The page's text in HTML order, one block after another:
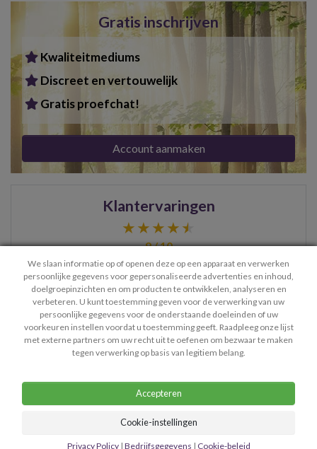
Gratis inschrijven
Kwaliteitmediums
Discreet en vertouwelijk
Gratis proefchat!
Account aanmaken
Klantervaringen
9 / 10
Lieve Zohra, bedankt voor je goede coaching, ik heb daar
zeker iets aan. Ik kom zeker nog eens bij jou terug, voor
meer … - Renske
> Bekijk meer ervaringen
Privacy Policy Algemene Voorwaarden
We slaan informatie op of openen deze op een apparaat en verwerken
persoonlijke gegevens voor gepersonaliseerde advertenties en inhoud,
doelgroepinzichten en om producten te ontwikkelen, analyseren en
verbeteren. U kunt toestemming geven voor de verwerking van uw
persoonlijke gegevens voor de onderstaande doeleinden of uw
voorkeuren instellen voordat u toestemming geeft. Raadpleeg onze lijst
met externe partners om uw recht uit te oefenen om bezwaar te maken
tegen verwerking op basis van legitiem belang.
Accepteren
Cookie-instellingen
Privacy Policy | Bedrijfsgegevens | Cookie-beleid